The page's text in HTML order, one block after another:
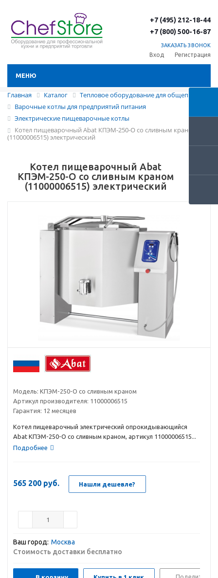
+7 (495) 212-18-44
+7 (800) 500-16-87
ЗАКАЗАТЬ ЗВОНОК
Вход Регистрация
МЕНЮ
Главная Каталог
Тепловое оборудование для общепита
Варочные котлы для предприятий питания
Электрические пищеварочные котлы
Котел пищеварочный Abat КПЭМ-250-О со сливным краном
(11000006515) электрический
Котел пищеварочный Abat
КПЭМ-250-О со сливным краном
(11000006515) электрический
Модель: КПЭМ-250-О со сливным краном
Артикул производителя: 11000006515
Гарантия: 12 месяцев
Котел пищеварочный электрический опрокидывающийся
Abat КПЭМ-250-О со сливным краном, артикул 11000006515...
Подробнее
565 200 руб. Нашли дешевле?
Ваш город: Москва
Стоимость доставки бесплатно
Поделиться